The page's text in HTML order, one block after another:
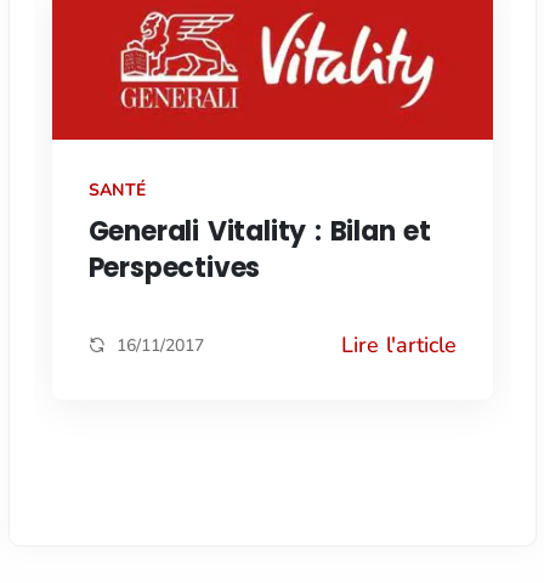
SANTÉ
Generali Vitality : Bilan et
Perspectives
16/11/2017 Lire l'article